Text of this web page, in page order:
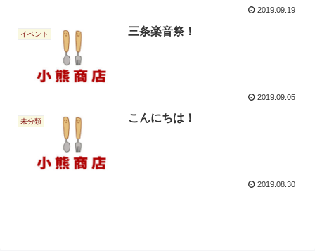
2019.09.19
イベント 三条楽音祭！
2019.09.05
未分類 こんにちは！
2019.08.30